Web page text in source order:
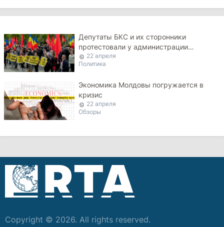
Депутаты БКС и их сторонники
протестовали у администрации
президента
22 апреля
Политика
Экономика Молдовы погружается в
кризис
22 апреля
Обзоры
Copyright © 2026. All rights reserved.